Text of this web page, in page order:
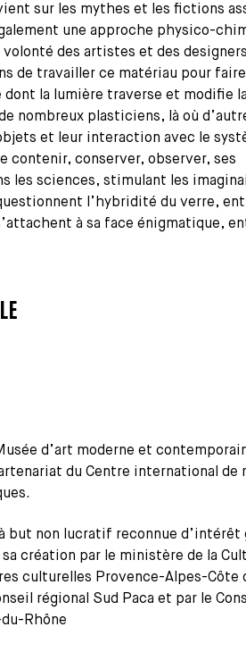
sur les mythes et les fictions
une approche physico-
des artistes et des designers
de travailler ce matériau pour
dont la lumière traverse et modifie la
nombreux plasticiens, là où
et leur interaction avec le
contenir, conserver, observer, ses
les sciences, stimulant les
l’hybridité du verre,
à sa face énigmatique,
d’art moderne et
du Centre international de
but non lucratif reconnue d’intérêt
création par le ministère de la
culturelles Provence-Alpes-Côte
régional Sud Paca et par le
Rhône